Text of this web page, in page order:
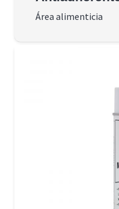
Área alimenticia